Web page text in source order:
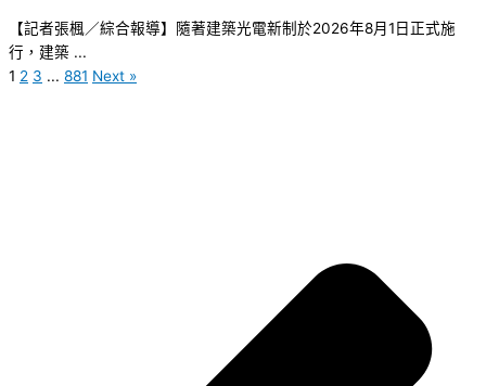
【記者張楓／綜合報導】隨著建築光電新制於2026年8月1日正式施
行，建築 ...
1 2 3 ... 881 Next »